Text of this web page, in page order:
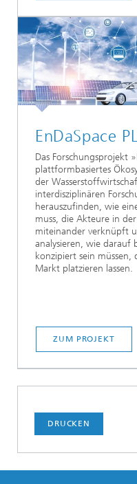
EnDaSpace
Das Forschungsprojekt
plattformbasiertes
der
interdisziplinären
herauszufinden, wie
muss, die Akteure in
miteinander verknüpft
analysieren, wie darauf
konzipiert sein müssen,
Markt platzieren lassen.
ZUM PROJEKT
DRUCKEN